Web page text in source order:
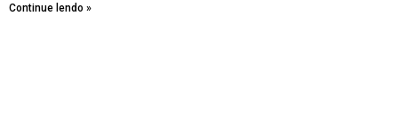
Continue lendo »